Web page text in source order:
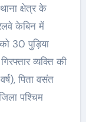
क्षेत्र के
केबिन में
30 पुड़िया
व्यक्ति की
पिता वसंत
पश्चिम